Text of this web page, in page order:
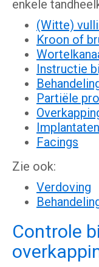
enkele
(Witte)
Kroon of
Instructie
Partiële
Implantaten
Facings
Zie ook:
Verdoving
Controle